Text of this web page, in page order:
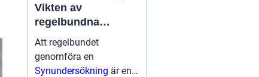
Vikten av
regelbundna
undersökningar för
god ögonhälsa
Att regelbundet
genomföra en
Synundersökning är en